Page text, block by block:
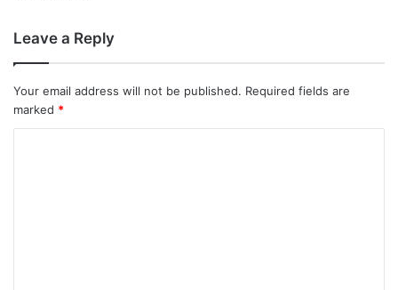
Leave a Reply
Your email address will not be published. Required fields are
marked *